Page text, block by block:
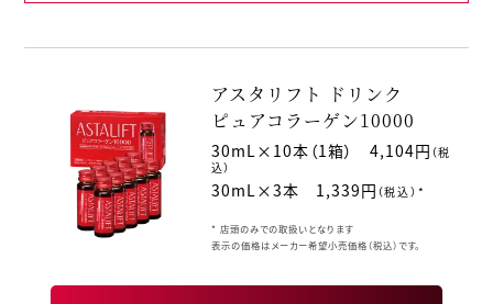
アスタリフト ドリンク
ピュアコラーゲン10000
30mL×10本（1箱） 4,104円 （税
込）
30mL×3本 1,339円 （税込）*
* 店頭のみでの取扱いとなります
表示の価格はメーカー希望小売価格（税込）です。